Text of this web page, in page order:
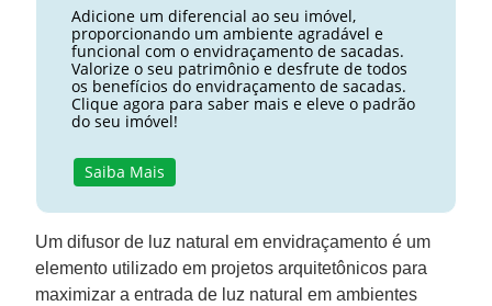
Adicione um diferencial ao seu imóvel,
proporcionando um ambiente agradável e
funcional com o envidraçamento de sacadas.
Valorize o seu patrimônio e desfrute de todos
os benefícios do envidraçamento de sacadas.
Clique agora para saber mais e eleve o padrão
do seu imóvel!
Saiba Mais
Um difusor de luz natural em envidraçamento é um
elemento utilizado em projetos arquitetônicos para
maximizar a entrada de luz natural em ambientes